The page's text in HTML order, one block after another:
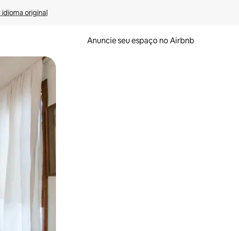
idioma original
Anuncie seu espaço no Airbnb
e deslizando o dedo na tela.